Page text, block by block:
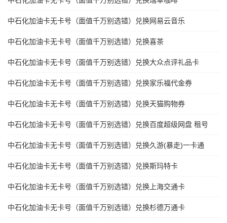
中石化加油卡无卡号（面值千万别选错）兑换网易云音乐
中石化加油卡无卡号（面值千万别选错）兑换喜茶
中石化加油卡无卡号（面值千万别选错）兑换大众点评礼品卡
中石化加油卡无卡号（面值千万别选错）兑换家乐福代金券
中石化加油卡无卡号（面值千万别选错）兑换天猫购物券
中石化加油卡无卡号（面值千万别选错）兑换百度超级网盘 租号
中石化加油卡无卡号（面值千万别选错）兑换久游(暴走)一卡通
中石化加油卡无卡号（面值千万别选错）兑换斯玛特卡
中石化加油卡无卡号（面值千万别选错）兑换上海交通卡
中石化加油卡无卡号（面值千万别选错）兑换杉德万通卡